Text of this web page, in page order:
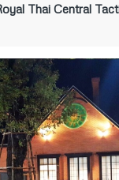
Thai Central